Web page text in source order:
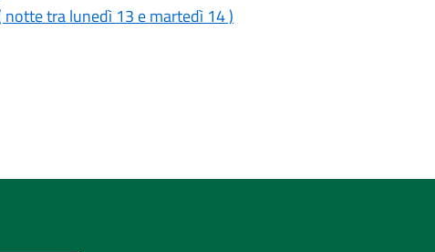
notte tra lunedì 13 e martedì 14 )